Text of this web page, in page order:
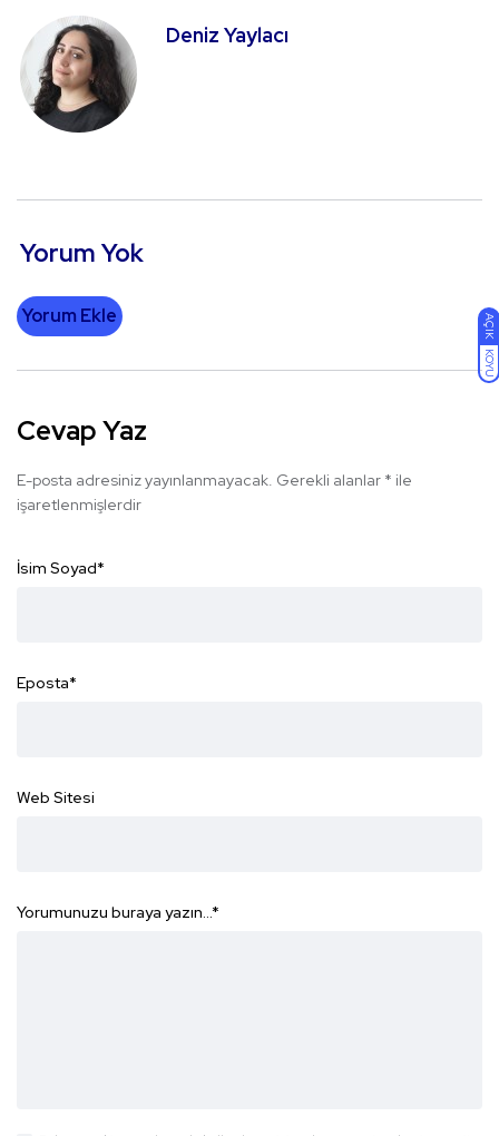
AÇIK
KOYU
Deniz Yaylacı
Yorum Yok
Yorum Ekle
Cevap Yaz
E-posta adresiniz yayınlanmayacak. Gerekli alanlar * ile
işaretlenmişlerdir
İsim Soyad*
Eposta*
Web Sitesi
Yorumunuzu buraya yazın...*